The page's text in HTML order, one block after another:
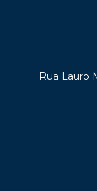
Rua Lauro